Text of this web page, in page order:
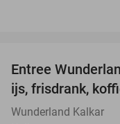
Entree
ijs, frisdrank,
Wunderland Kalkar